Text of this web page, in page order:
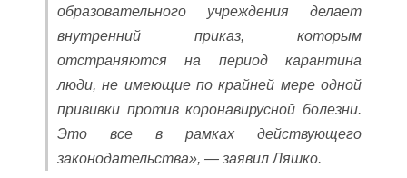
образовательного учреждения делает
внутренний приказ, которым
отстраняются на период карантина
люди, не имеющие по крайней мере одной
прививки против коронавирусной болезни.
Это все в рамках действующего
законодательства», — заявил Ляшко.